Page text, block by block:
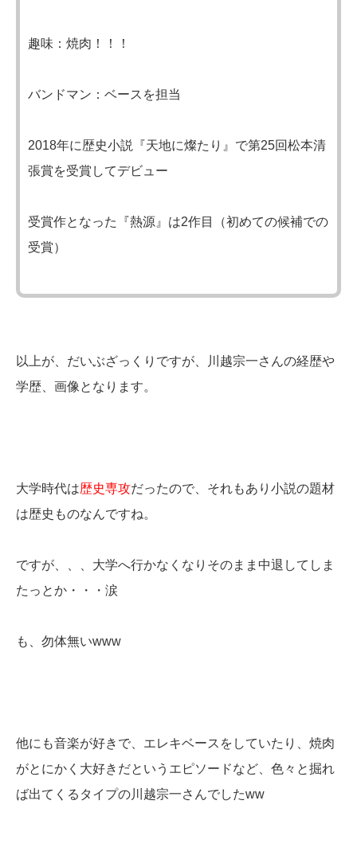
趣味：焼肉！！！
バンドマン：ベースを担当
2018年に歴史小説『天地に燦たり』で第25回松本清
張賞を受賞してデビュー
受賞作となった『熱源』は2作目（初めての候補での
受賞）
以上が、だいぶざっくりですが、川越宗一さんの経歴や
学歴、画像となります。
大学時代は歴史専攻だったので、それもあり小説の題材
は歴史ものなんですね。
ですが、、、大学へ行かなくなりそのまま中退してしま
たっとか・・・涙
も、勿体無いwww
他にも音楽が好きで、エレキベースをしていたり、焼肉
がとにかく大好きだというエピソードなど、色々と掘れ
ば出てくるタイプの川越宗一さんでしたww